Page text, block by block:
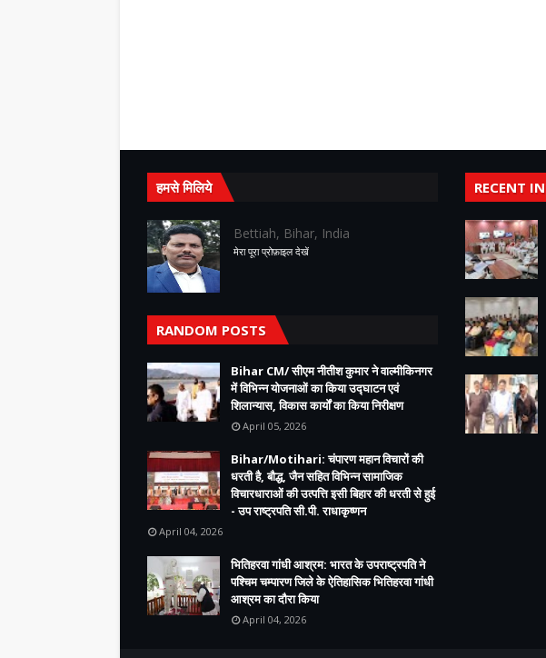
हमसे मिलिये
Bettiah, Bihar, India
मेरा पूरा प्रोफ़ाइल देखें
RANDOM POSTS
Bihar CM/ सीएम नीतीश कुमार ने वाल्मीकिनगर
में विभिन्न योजनाओं का किया उद्घाटन एवं
शिलान्यास, विकास कार्यों का किया निरीक्षण
April 05, 2026
Bihar/Motihari: चंपारण महान विचारों की
धरती है, बौद्ध, जैन सहित विभिन्न सामाजिक
विचारधाराओं की उत्पत्ति इसी बिहार की धरती से हुई
- उप राष्ट्रपति सी.पी. राधाकृष्णन
April 04, 2026
भितिहरवा गांधी आश्रम: भारत के उपराष्ट्रपति ने
पश्चिम चम्पारण जिले के ऐतिहासिक भितिहरवा गांधी
आश्रम का दौरा किया
April 04, 2026
RECENT